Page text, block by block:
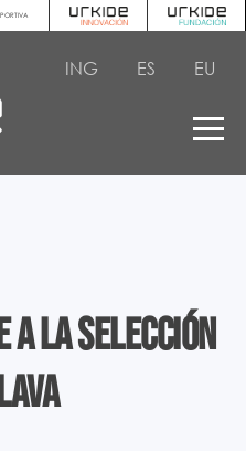
ING ES EU
a la Selección